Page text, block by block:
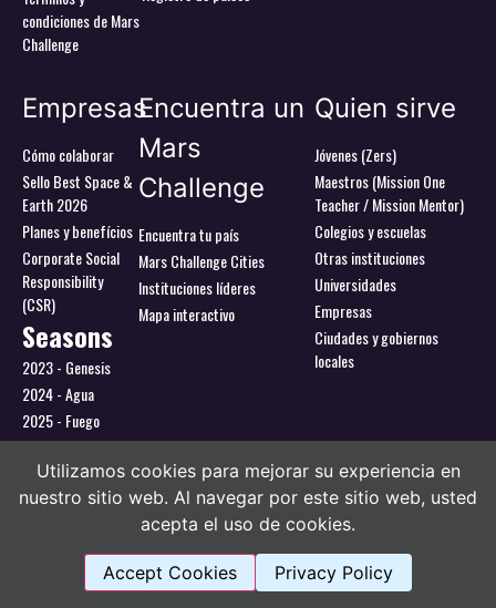
condiciones de Mars
Challenge
Empresas
Cómo colaborar
Sello Best Space &
Earth 2026
Planes y benefícios
Corporate Social
Responsibility
(CSR)
Seasons
2023 - Genesis
2024 - Agua
2025 - Fuego
2026 - Tierra
Encuentra un
Mars
Challenge
Encuentra tu país
Mars Challenge Cities
Instituciones líderes
Mapa interactivo
Quien sirve
Jóvenes (Zers)
Maestros (Mission One
Teacher / Mission Mentor)
Colegios y escuelas
Otras instituciones
Universidades
Empresas
Ciudades y gobiernos
locales
registradas. Se prohíbe estrictamente cualquier reproducción total o parcial,
adaptación, distribución o uso no autorizado. Toda solicitud de permiso debe
realizarse por escrito a:info@marschallenge.space
Utilizamos cookies para ofrecerte la mejor experiencia en
nuestra web.
Puedes aprender más sobre qué cookies utilizamos o
cambiarlas en los {setting]ajustes{/setting].
Rechazar Ajustes Cerrar el banner de
Utilizamos cookies para mejorar su experiencia en
nuestro sitio web. Al navegar por este sitio web, usted
acepta el uso de cookies.
Accept Cookies Privacy Policy